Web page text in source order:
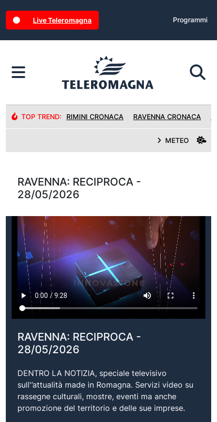
Live Teleromagna Programmi
TOP TREND: RIMINI CRONACA RAVENNA CRONACA
METEO
RAVENNA: RECIPROCA -
28/05/2026
RAVENNA: RECIPROCA -
28/05/2026
DENTRO LA NOTIZIA, speciale televisivo
sull'’attualità made in Romagna. Servizi video su
rassegne culturali, mostre, eventi ma anche
promozione del territorio e delle sue imprese.